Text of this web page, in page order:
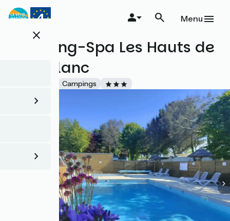
Aller
au
principalclose
Menu
Camping-Spa Les Hauts de
Port-Blanc
Campings